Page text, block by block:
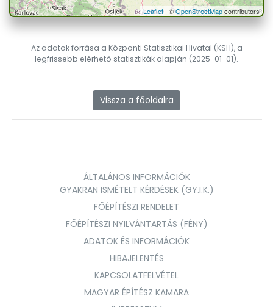
Leaflet| ©OpenStreetMapcontributors
Az adatok forrása a Központi Statisztikai Hivatal (KSH), a
legfrissebb elérhető statisztikák alapján (2025-01-01).
Vissza a főoldalra
ÁLTALÁNOS INFORMÁCIÓK
GYAKRAN ISMÉTELT KÉRDÉSEK (GY.I.K.)
FŐÉPÍTÉSZI RENDELET
FŐÉPÍTÉSZI NYILVÁNTARTÁS (FÉNY)
ADATOK ÉS INFORMÁCIÓK
HIBAJELENTÉS
KAPCSOLATFELVÉTEL
MAGYAR ÉPÍTÉSZ KAMARA